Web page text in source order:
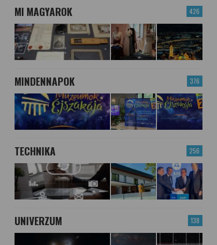
426
MI MAGYAROK
376
MINDENNAPOK
256
TECHNIKA
138
UNIVERZUM